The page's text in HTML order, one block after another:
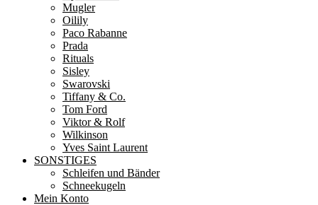
Mugler
Oilily
Paco Rabanne
Prada
Rituals
Sisley
Swarovski
Tiffany & Co.
Tom Ford
Viktor & Rolf
Wilkinson
Yves Saint Laurent
SONSTIGES
Schleifen und Bänder
Schneekugeln
Mein Konto